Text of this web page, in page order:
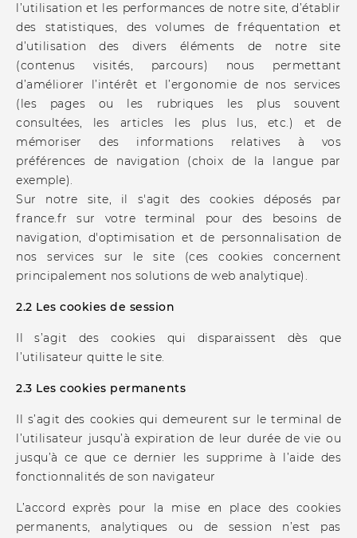
l’utilisation et les performances de notre site, d’établir
des statistiques, des volumes de fréquentation et
d’utilisation des divers éléments de notre site
(contenus visités, parcours) nous permettant
d’améliorer l’intérêt et l’ergonomie de nos services
(les pages ou les rubriques les plus souvent
consultées, les articles les plus lus, etc.) et de
mémoriser des informations relatives à vos
préférences de navigation (choix de la langue par
exemple).
Sur notre site, il s'agit des cookies déposés par
france.fr sur votre terminal pour des besoins de
navigation, d'optimisation et de personnalisation de
nos services sur le site (ces cookies concernent
principalement nos solutions de web analytique).
2.2 Les cookies de session
Il s’agit des cookies qui disparaissent dès que
l’utilisateur quitte le site.
2.3 Les cookies permanents
Il s’agit des cookies qui demeurent sur le terminal de
l’utilisateur jusqu’à expiration de leur durée de vie ou
jusqu’à ce que ce dernier les supprime à l’aide des
fonctionnalités de son navigateur
L’accord exprès pour la mise en place des cookies
permanents, analytiques ou de session n’est pas